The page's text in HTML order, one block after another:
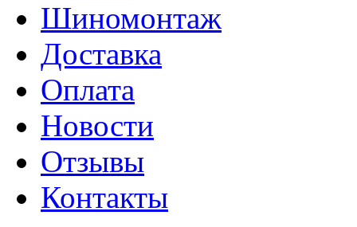
Шиномонтаж
Доставка
Оплата
Новости
Отзывы
Контакты